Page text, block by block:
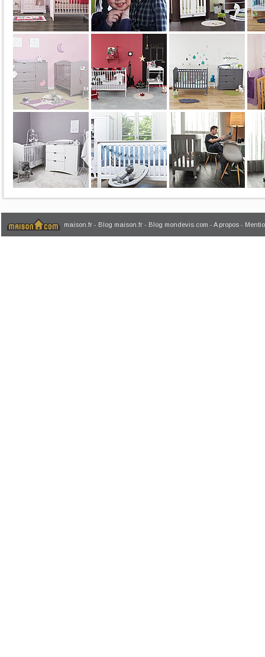
maison.fr - Blog maison.fr - Blog mondevis.com - A propos -